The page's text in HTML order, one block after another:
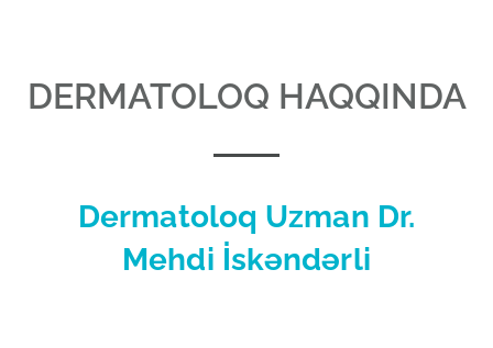
DERMATOLOQ HAQQINDA
Dermatoloq Uzman Dr.
Mehdi İskəndərli